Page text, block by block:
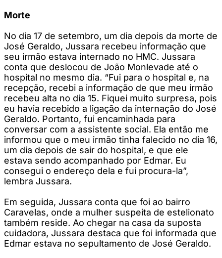
Morte
No dia 17 de setembro, um dia depois da morte de
José Geraldo, Jussara recebeu informação que
seu irmão estava internado no HMC. Jussara
conta que deslocou de João Monlevade até o
hospital no mesmo dia. “Fui para o hospital e, na
recepção, recebi a informação de que meu irmão
recebeu alta no dia 15. Fiquei muito surpresa, pois
eu havia recebido a ligação da internação do José
Geraldo. Portanto, fui encaminhada para
conversar com a assistente social. Ela então me
informou que o meu irmão tinha falecido no dia 16,
um dia depois de sair do hospital, e que ele
estava sendo acompanhado por Edmar. Eu
consegui o endereço dela e fui procura-la”,
lembra Jussara.
Em seguida, Jussara conta que foi ao bairro
Caravelas, onde a mulher suspeita de estelionato
também reside. Ao chegar na casa da suposta
cuidadora, Jussara destaca que foi informada que
Edmar estava no sepultamento de José Geraldo.